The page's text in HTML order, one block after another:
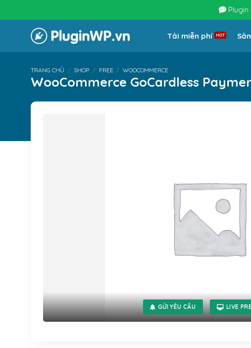
Tải miễn phí
TRANG CHỦ / SHOP / FREE / WOOCOMMERCE
WooCommerce GoCardless
GỬI YÊU CẦU LIVE